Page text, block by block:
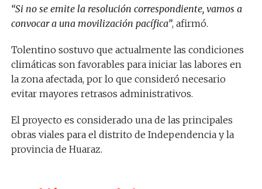
“Si no se emite la resolución correspondiente, vamos a
convocar a una movilización pacífica”, afirmó.
Tolentino sostuvo que actualmente las condiciones
climáticas son favorables para iniciar las labores en
la zona afectada, por lo que consideró necesario
evitar mayores retrasos administrativos.
El proyecto es considerado una de las principales
obras viales para el distrito de Independencia y la
provincia de Huaraz.